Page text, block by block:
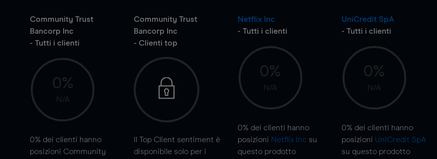
Community Trust
Bancorp Inc
- Tutti i clienti
0%
N/A
0% dei clienti hanno
posizioni Community
Community Trust
Bancorp Inc
- Clienti top
Il Top Client sentiment è
disponibile solo per i
Netflix Inc
- Tutti i clienti
0%
N/A
0% dei clienti hanno
posizioni Netflix Inc su
questo prodotto
UniCredit SpA
- Tutti i clienti
0%
N/A
0% dei clienti hanno
posizioni UniCredit SpA
su questo prodotto